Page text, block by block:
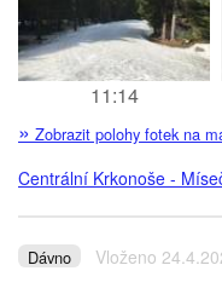
11:14
» Zobrazit polohy fotek na
Centrální Krkonoše -
Dávno Vloženo